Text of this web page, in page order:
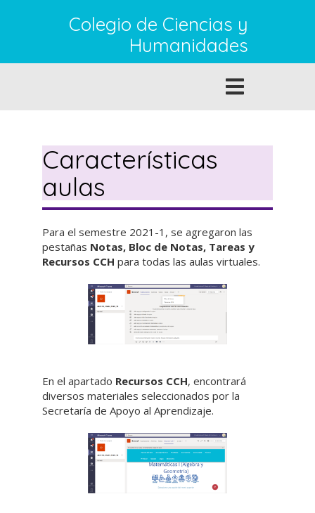
Colegio de Ciencias y
Humanidades
Toggle
navigation
Características
aulas
Para el semestre 2021-1, se agregaron las
pestañas Notas, Bloc de Notas, Tareas y
Recursos CCH para todas las aulas virtuales.
En el apartado Recursos CCH, encontrará
diversos materiales seleccionados por la
Secretaría de Apoyo al Aprendizaje.